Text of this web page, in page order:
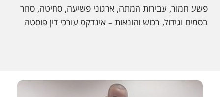
פשע חמור, עבירות המתה, ארגוני פשיעה, סחיטה, סחר
בסמים וגידול, רכוש והונאות – אינדקס עורכי דין פוסטה